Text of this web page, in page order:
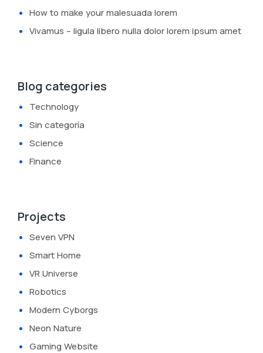
How to make your malesuada lorem
Vivamus – ligula libero nulla dolor lorem ipsum amet
Blog categories
Technology
Sin categoría
Science
Finance
Projects
Seven VPN
Smart Home
VR Universe
Robotics
Modern Cyborgs
Neon Nature
Gaming Website